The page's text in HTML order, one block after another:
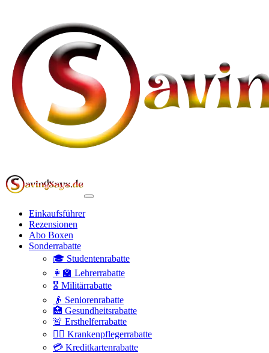
Einkaufsführer
Rezensionen
Abo Boxen
Sonderrabatte
🎓 Studentenrabatte
👩‍🏫 Lehrerrabatte
🎖️ Militärrabatte
👴 Seniorenrabatte
🏥 Gesundheitsrabatte
🚨 Ersthelferrabatte
👩‍⚕️ Krankenpflegerrabatte
💳 Kreditkartenrabatte